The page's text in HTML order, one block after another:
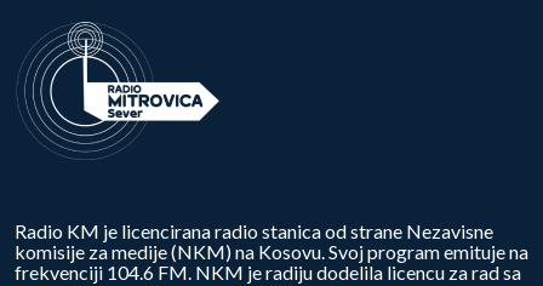
Radio KM je licencirana radio stanica od strane Nezavisne
komisije za medije (NKM) na Kosovu. Svoj program emituje na
frekvenciji 104.6 FM. NKM je radiju dodelila licencu za rad sa